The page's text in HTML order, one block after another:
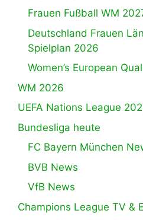
Frauen Fußball WM
Deutschland Frauen
Spielplan 2026
Women’s European
WM 2026
UEFA Nations League
Bundesliga heute
FC Bayern München
BVB News
VfB News
Champions League TV &